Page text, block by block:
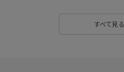
すべて見る